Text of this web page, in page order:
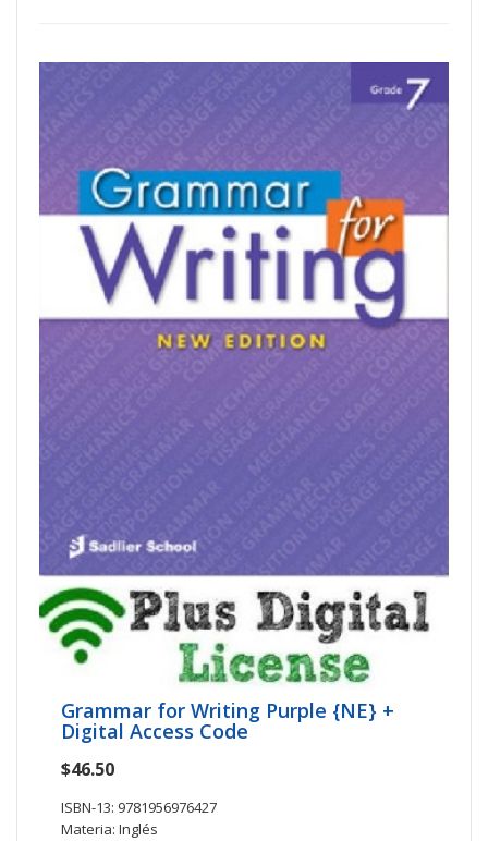
Grammar for Writing Purple {NE} +
Digital Access Code
$46.50
ISBN-13: 9781956976427
Materia: Inglés